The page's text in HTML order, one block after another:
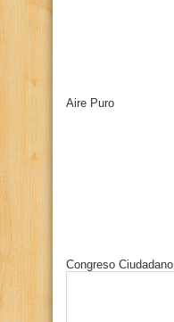
Aire Puro
Congreso Ciudadano